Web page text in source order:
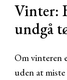
Vinter:
undgå
Om vinteren
uden at